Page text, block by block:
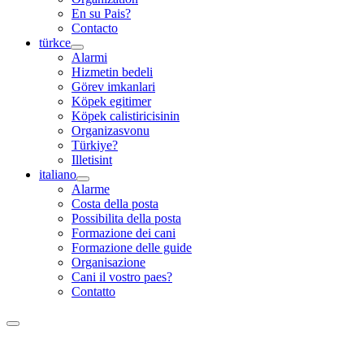
En su Pais?
Contacto
türkce
Alarmi
Hizmetin bedeli
Görev imkanlari
Köpek egitimer
Köpek calistiricisinin
Organizasvonu
Türkiye?
Illetisint
italiano
Alarme
Costa della posta
Possibilita della posta
Formazione dei cani
Formazione delle guide
Organisazione
Cani il vostro paes?
Contatto